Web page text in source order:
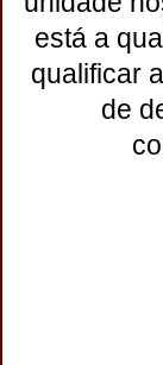
está a
qualificar
de